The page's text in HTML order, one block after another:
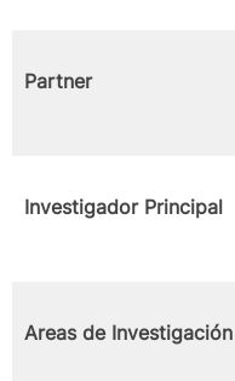
Partner
Investigador Principal
Areas de Investigación